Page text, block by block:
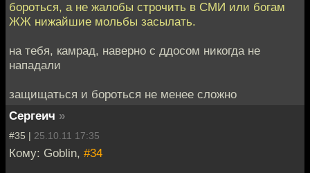
бороться, а не жалобы строчить в СМИ или богам
ЖЖ нижайшие мольбы засылать.
на тебя, камрад, наверно с ддосом никогда не
нападали
защищаться и бороться не менее сложно
Сергеич »
#35 | 25.10.11 17:35
Кому: Goblin, #34